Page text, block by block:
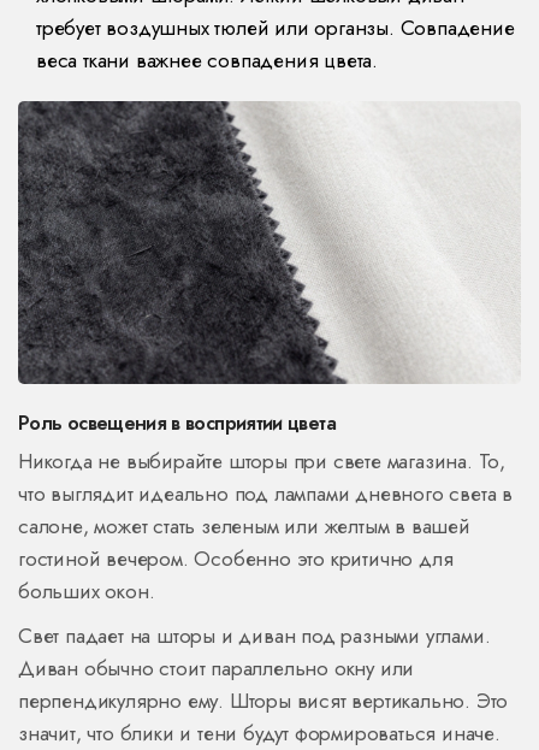
требует воздушных тюлей или органзы. Совпадение
веса ткани важнее совпадения цвета.
Роль освещения в восприятии цвета
Никогда не выбирайте шторы при свете магазина. То,
что выглядит идеально под лампами дневного света в
салоне, может стать зеленым или желтым в вашей
гостиной вечером. Особенно это критично для
больших окон.
Свет падает на шторы и диван под разными углами.
Диван обычно стоит параллельно окну или
перпендикулярно ему. Шторы висят вертикально. Это
значит, что блики и тени будут формироваться иначе.